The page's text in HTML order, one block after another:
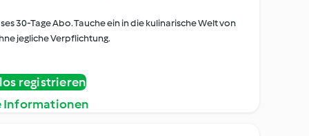
30-Tage Abo. Tauche ein in die kulinarische Welt von
jegliche Verpflichtung.
registrieren
Informationen